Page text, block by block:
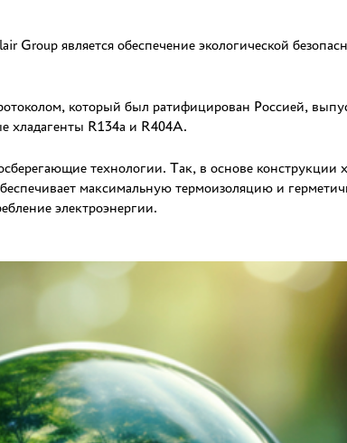
Group является обеспечение экологической
который был ратифицирован Россией,
хладагенты R134a и R404А.
технологии. Так, в основе конструкции
максимальную термоизоляцию и
электроэнергии.